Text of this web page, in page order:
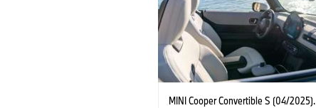
MINI Cooper Convertible S (04/2025).